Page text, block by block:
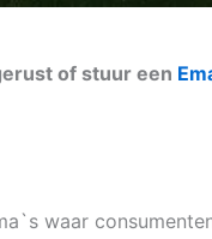
of stuur een
waar